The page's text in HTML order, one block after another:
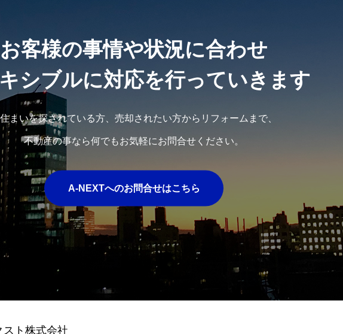
お客様の事情や状況に合わせ
シブルに対応を行っていきます
まいを探されている方、売却されたい方からリフォームまで、
不動産の事なら何でもお気軽にお問合せください。
A-NEXTへのお問合せはこちら
ト株式会社